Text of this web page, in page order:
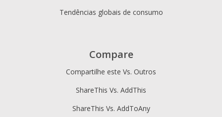
Tendências globais de consumo
Compare
Compartilhe este Vs. Outros
ShareThis Vs. AddThis
ShareThis Vs. AddToAny